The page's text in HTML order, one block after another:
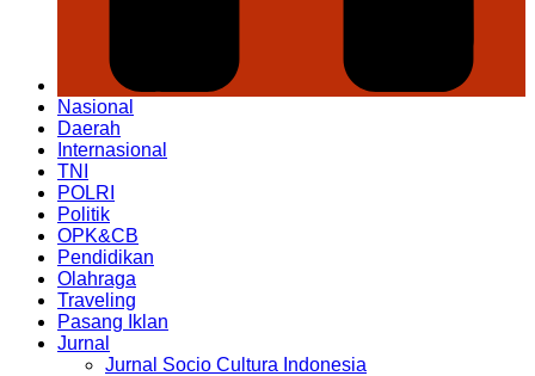
Nasional
Daerah
Internasional
TNI
POLRI
Politik
OPK&CB
Pendidikan
Olahraga
Traveling
Pasang Iklan
Jurnal
Jurnal Socio Cultura Indonesia